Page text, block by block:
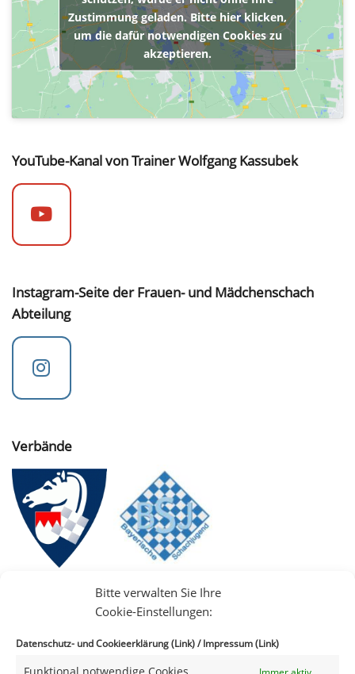
Bitte verwalten Sie Ihre
Cookie-Einstellungen:
Datenschutz- und Cookieerklärung (Link)/Impressum (Link)
Zustimmung geladen. Bitte hier klicken,
um die dafür notwendigen Cookies zu
akzeptieren.
YouTube-Kanal von Trainer Wolfgang Kassubek
Instagram-Seite der Frauen- und Mädchenschach
Abteilung
Verbände